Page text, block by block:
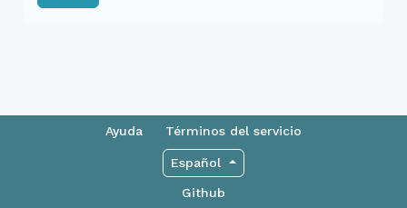
Ayuda Términos del servicio
Español
Github